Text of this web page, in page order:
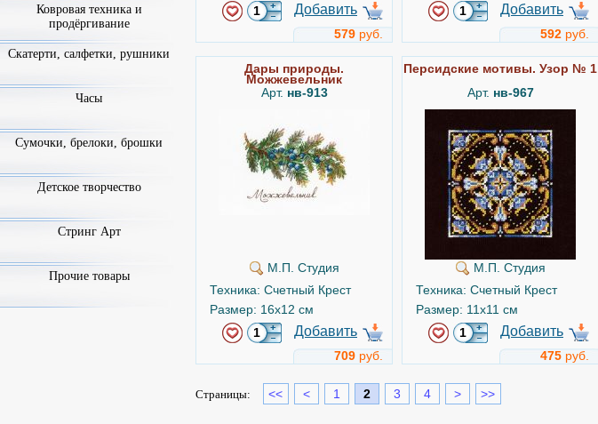
Добавить
579 руб.
Добавить
592 руб.
Дары природы.
Можжевельник
Арт. нв-913
М.П. Студия
Техника: Счетный Крест
Размер: 16x12 см
Добавить
709 руб.
Персидские мотивы. Узор № 1
Арт. нв-967
М.П. Студия
Техника: Счетный Крест
Размер: 11x11 см
Добавить
475 руб.
Страницы: << < 1 2 3 4 > >>
Ковровая техника и
продёргивание
Скатерти, салфетки, рушники
Часы
Сумочки, брелоки, брошки
Детское творчество
Стринг Арт
Прочие товары